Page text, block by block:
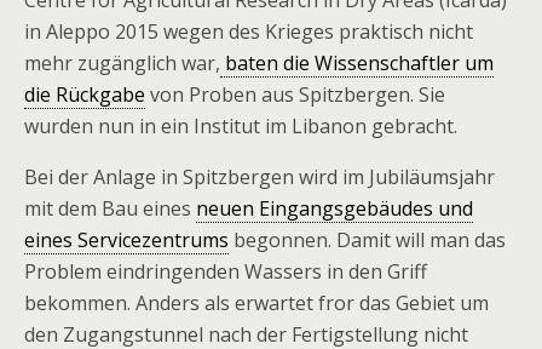
in Aleppo 2015 wegen des Krieges praktisch nicht
mehr zugänglich war, baten die Wissenschaftler um
die Rückgabe von Proben aus Spitzbergen. Sie
wurden nun in ein Institut im Libanon gebracht.
Bei der Anlage in Spitzbergen wird im Jubiläumsjahr
mit dem Bau eines neuen Eingangsgebäudes und
eines Servicezentrums begonnen. Damit will man das
Problem eindringenden Wassers in den Griff
bekommen. Anders als erwartet fror das Gebiet um
den Zugangstunnel nach der Fertigstellung nicht